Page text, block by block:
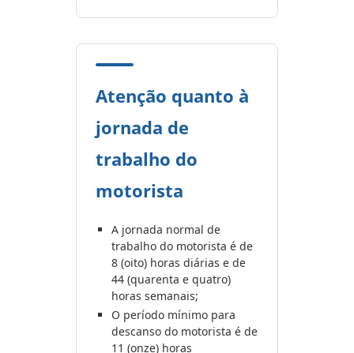
Atenção quanto à
jornada de
trabalho do
motorista
A jornada normal de
trabalho do motorista é de
8 (oito) horas diárias e de
44 (quarenta e quatro)
horas semanais;
O período mínimo para
descanso do motorista é de
11 (onze) horas